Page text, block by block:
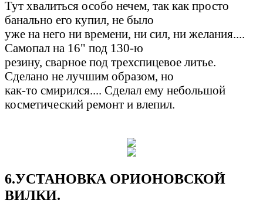
Тут хвалиться особо нечем, так как просто
банально его купил, не было
уже на него ни времени, ни сил, ни желания....
Самопал на 16" под 130-ю
резину, сварное под трехспицевое литье.
Сделано не лучшим образом, но
как-то смирился.... Сделал ему небольшой
косметический ремонт и влепил.
6.УСТАНОВКА ОРИОНОВСКОЙ
ВИЛКИ.